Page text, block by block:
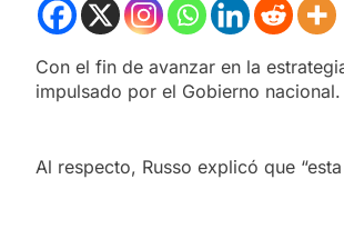
Con el fin de avanzar en la
impulsado por el Gobierno nacional.
Al respecto, Russo explicó que